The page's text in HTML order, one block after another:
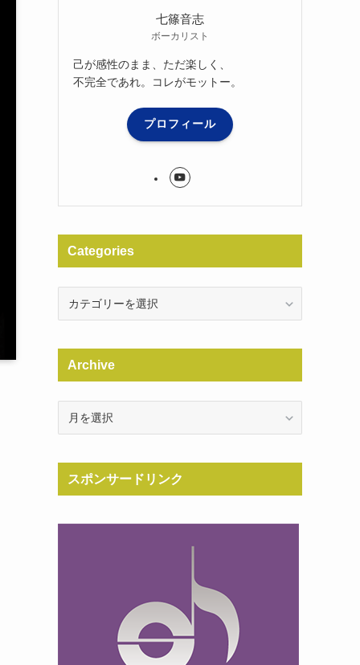
七篠音志
ボーカリスト
己が感性のまま、ただ楽しく、
不完全であれ。コレがモットー。
プロフィール
Categories
Archive
スポンサードリンク